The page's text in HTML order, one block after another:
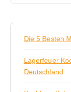
Die 5 Besten
Lagerfeuer
Deutschland